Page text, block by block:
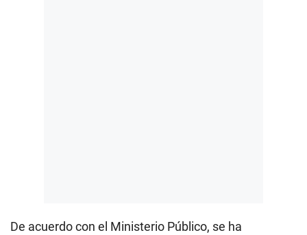
De acuerdo con el Ministerio Público, se ha